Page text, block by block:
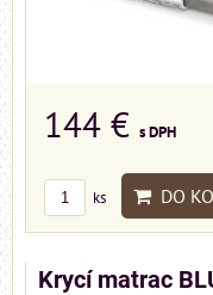
144 € s DPH
ks DO
Krycí matrac